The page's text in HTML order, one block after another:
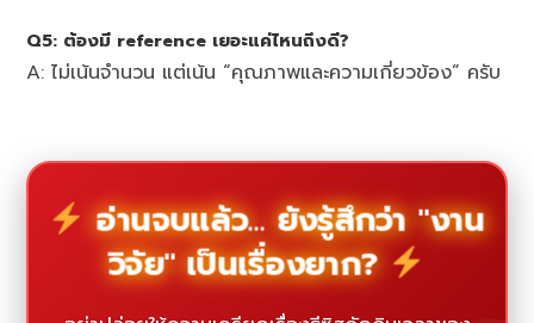
Q5: ต้องมี reference เยอะแค่ไหนถึงดี?
A: ไม่เน้นจำนวน แต่เน้น “คุณภาพและความเกี่ยวข้อง” ครับ
อ่านจบแล้ว... ยังรู้สึกว่า "งาน
วิจัย" เป็นเรื่องยาก?